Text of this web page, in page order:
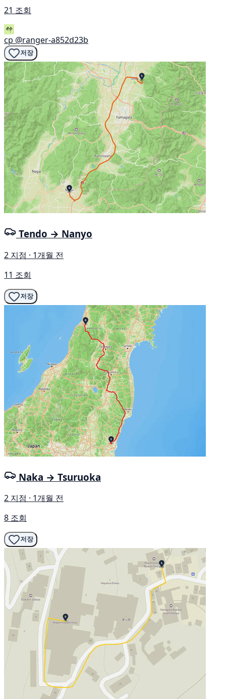
21 조회
cp @ranger-a852d23b
저장
Tendo → Nanyo
2 지점 · 1개월 전
11 조회
저장
Naka → Tsuruoka
2 지점 · 1개월 전
8 조회
저장